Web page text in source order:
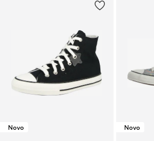
Novo Novo